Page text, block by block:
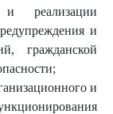
и реализации
и
гражданской
и